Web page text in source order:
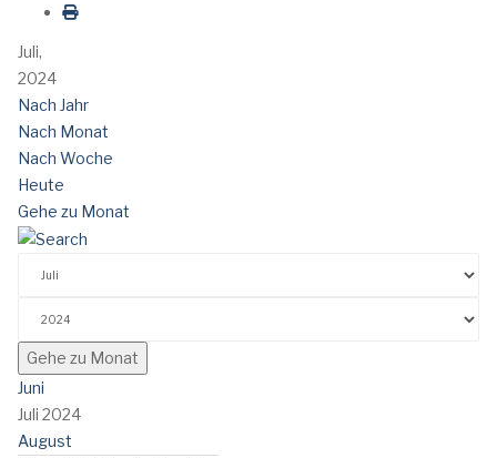
Juli,
2024
Nach Jahr
Nach Monat
Nach Woche
Heute
Gehe zu Monat
Gehe zu Monat
Juni
Juli 2024
August